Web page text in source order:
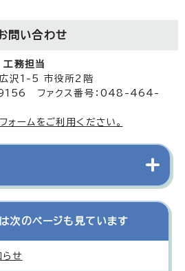
問い合わせ
務担当
沢1-5 市役所2階
ファクス番号：048-464-
ォームをご利用ください。
次のページも見ています
せ